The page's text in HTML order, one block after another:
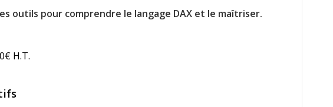
outils pour comprendre le langage DAX et le maîtriser.
H.T.